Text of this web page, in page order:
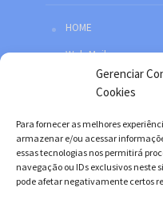
Gerenciar
Cookies
Para fornecer as melhores
armazenar e/ou acessar
essas tecnologias nos permitirá
navegação ou IDs exclusivos neste
pode afetar negativamente certos
HOME
Web Mail
Política de
Facebook
Twitter
YouTube